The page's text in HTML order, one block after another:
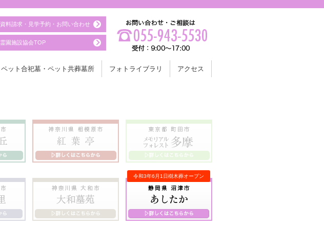
資料請求・見学予約・お問い合わせ
霊園施設協会TOP
ペット合祀墓・ペット共葬墓所 フォトライブラリ アクセス